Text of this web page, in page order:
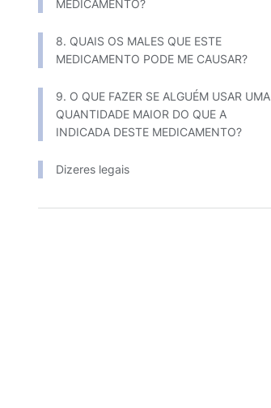
MEDICAMENTO?
8. QUAIS OS MALES QUE ESTE
MEDICAMENTO PODE ME CAUSAR?
9. O QUE FAZER SE ALGUÉM USAR UMA
QUANTIDADE MAIOR DO QUE A
INDICADA DESTE MEDICAMENTO?
Dizeres legais